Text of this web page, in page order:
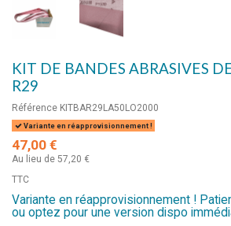
KIT DE BANDES ABRASIVES
R29
Référence KITBAR29LA50LO2000
Variante en réapprovisionnement !
47,00 €
Au lieu de 57,20 €
TTC
Variante en réapprovisionnement !
ou optez pour une version dispo